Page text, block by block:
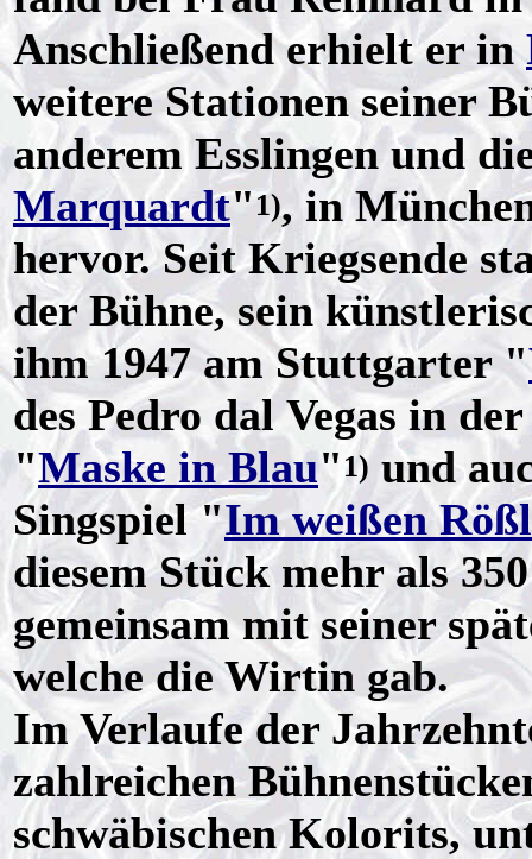
Anschließend erhielt er in
weitere Stationen seiner
anderem Esslingen und
Marquardt"1), in
hervor. Seit Kriegsende
der Bühne, sein
ihm 1947 am Stuttgarter "
des Pedro dal Vegas in
"Maske in Blau" 1) und
Singspiel "Im weißen Rößl
diesem Stück mehr als
gemeinsam mit seiner
welche die Wirtin gab.
Im Verlaufe der
zahlreichen
schwäbischen Kolorits,